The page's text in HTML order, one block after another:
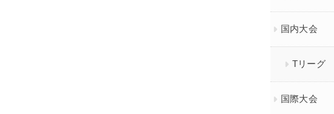
国内大会
Tリーグ
国際大会